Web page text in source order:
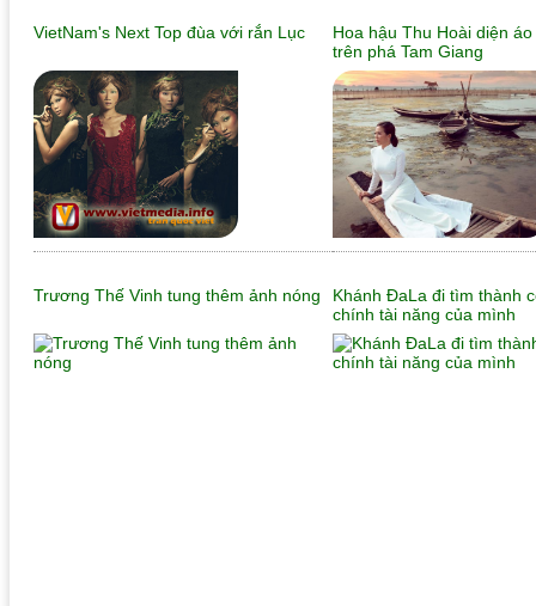
VietNam's Next Top đùa với rắn Lục
Hoa hậu Thu Hoài diện
trên phá Tam Giang
Trương Thế Vinh tung thêm ảnh nóng
Khánh ĐaLa đi tìm thành
chính tài năng của mình